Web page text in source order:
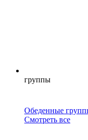
группы
Обеденные
Смотреть все